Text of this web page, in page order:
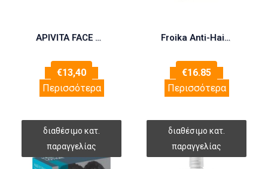
APIVITA FACE MASK Ενυδάτωσης με Θαλάσσια Λεβάντα 50ml
€13,40
Περισσότερα
Froika Anti-Hair Loss Lotion 100ml (Αγωγή Κατά της Τριχόπτωσης)
€16.85
Περισσότερα